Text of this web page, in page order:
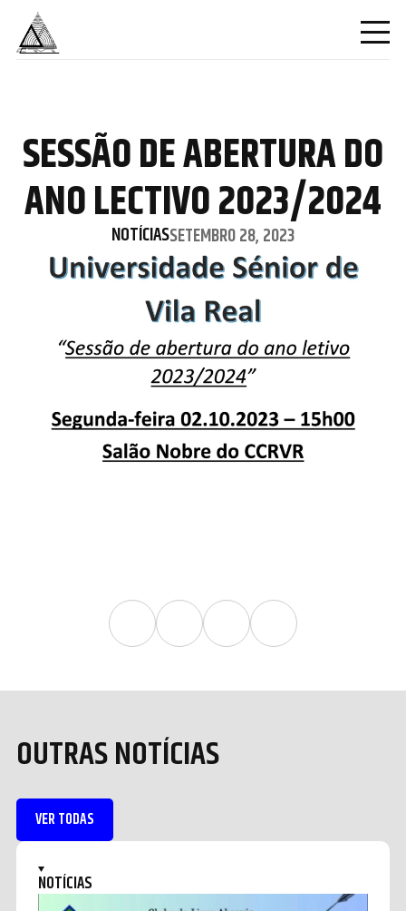
SESSÃO DE ABERTURA DO
ANO LECTIVO 2023/2024
NOTÍCIASSETEMBRO 28, 2023
OUTRAS NOTÍCIAS
VER TODAS
NOTÍCIAS